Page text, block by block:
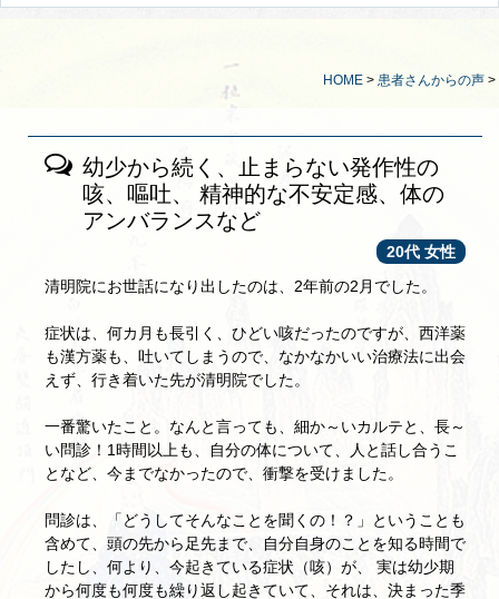
HOME > 患者さんからの声 >
幼少から続く、止まらない発作性の
咳、嘔吐、 精神的な不安定感、体の
アンバランスなど
20代 女性
清明院にお世話になり出したのは、2年前の2月でした。
症状は、何カ月も長引く、ひどい咳だったのですが、西洋薬
も漢方薬も、吐いてしまうので、なかなかいい治療法に出会
えず、行き着いた先が清明院でした。
一番驚いたこと。なんと言っても、細か～いカルテと、長～
い問診！1時間以上も、自分の体について、人と話し合うこ
となど、今までなかったので、衝撃を受けました。
問診は、「どうしてそんなことを聞くの！？」ということも
含めて、頭の先から足先まで、自分自身のことを知る時間で
したし、何より、今起きている症状（咳）が、 実は幼少期
から何度も何度も繰り返し起きていて、それは、決まった季